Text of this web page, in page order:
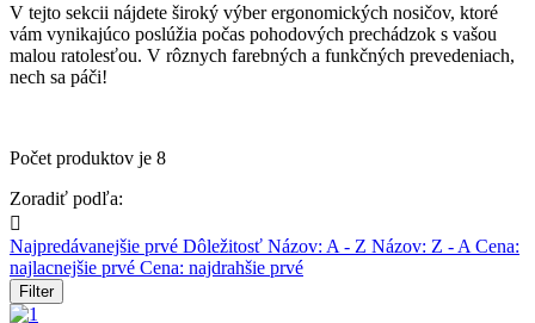
V tejto sekcii nájdete široký výber ergonomických nosičov, ktoré
vám vynikajúco poslúžia počas pohodových prechádzok s vašou
malou ratolesťou. V rôznych farebných a funkčných prevedeniach,
nech sa páči!
Počet produktov je 8
Zoradiť podľa:

Najpredávanejšie prvé Dôležitosť Názov: A - Z Názov: Z - A Cena:
najlacnejšie prvé Cena: najdrahšie prvé
Filter